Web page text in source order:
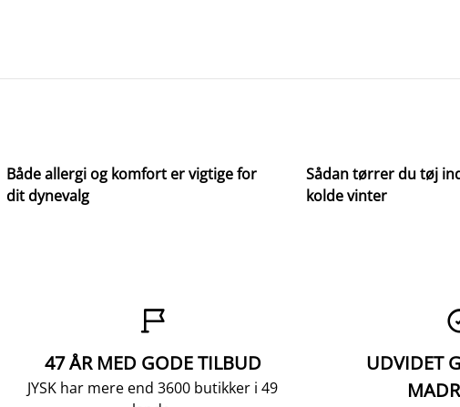
Både allergi og komfort er vigtige for
dit dynevalg
Sådan tørrer du tøj
kolde vinter

47 ÅR MED GODE TILBUD
JYSK har mere end 3600 butikker i 49
UDVIDET